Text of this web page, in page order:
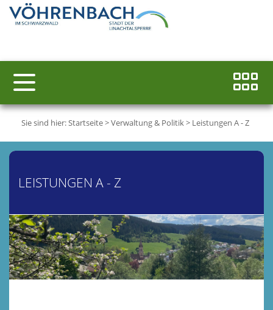
Sie sind hier:Startseite>Verwaltung & Politik> Leistungen A - Z
LEISTUNGEN A - Z